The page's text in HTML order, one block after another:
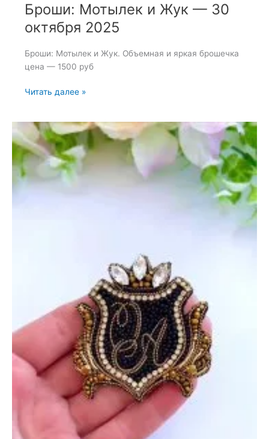
Броши: Мотылек и Жук — 30
октября 2025
Броши: Мотылек и Жук. Объемная и яркая брошечка
цена — 1500 руб
Броши:
Жук
—
30
октября
2025
Читать далее »